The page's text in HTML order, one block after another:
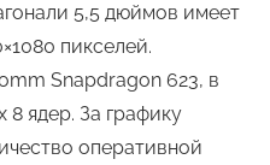
5,5 дюймов имеет
пикселей.
Snapdragon 623, в
ядер. За графику
оперативной